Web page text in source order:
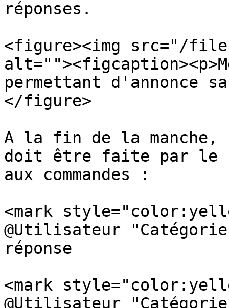
réponses.
<figure><img src="/
permettant d'annonce
</figure>
A la fin de la manche,
doit être faite par le
aux commandes :
<mark
@Utilisateur
réponse
<mark
@Utilisateur